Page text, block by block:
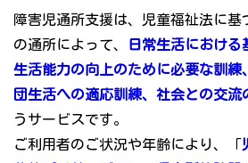
障害児通所支援は、児童福祉法に基
の通所によって、
日常生活における
生活能力の向上のために必要な訓練
団生活への適応訓練、社会との交流
うサービスです。
ご利用者のご状況や年齢により、「